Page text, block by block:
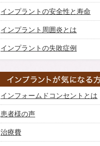
インプラントの安全性と寿命
インプラント周囲炎とは
インプラントの失敗症例
インフォームドコンセントとは
患者様の声
治療費